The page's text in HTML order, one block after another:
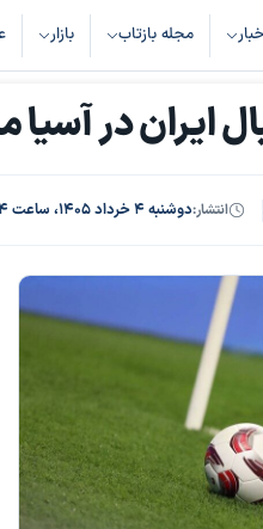
مجله بازتاب بازار
ایران در
انتشار:دوشنبه ۴ خرداد ۱۴۰۵، ساعت ۲۰:۰۴